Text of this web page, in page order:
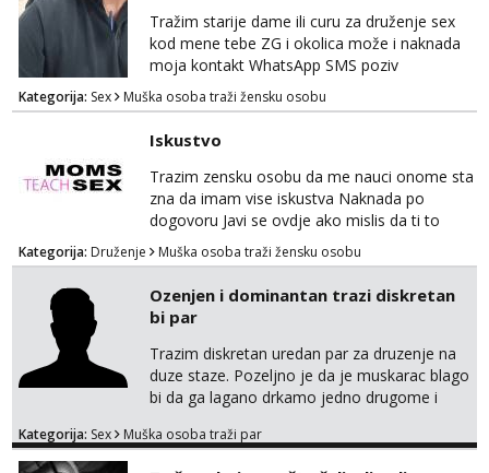
kissing
Tražim starije dame ili curu za druženje sex
kod mene tebe ZG i okolica može i naknada
moja kontakt WhatsApp SMS poziv
Kategorija: Sex Muška osoba traži žensku osobu
Iskustvo
Trazim zensku osobu da me nauci onome sta
zna da imam vise iskustva Naknada po
dogovoru Javi se ovdje ako mislis da ti to
mozes
Kategorija: Druženje Muška osoba traži žensku osobu
Ozenjen i dominantan trazi diskretan
bi par
Trazim diskretan uredan par za druzenje na
duze staze. Pozeljno je da je muskarac blago
bi da ga lagano drkamo jedno drugome i
iskustva sa cuckold i volio bih upoznati bracni
Kategorija: Sex Muška osoba traži par